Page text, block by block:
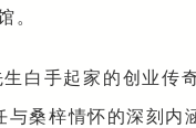
。
白手起家的创业传
与桑梓情怀的深刻内